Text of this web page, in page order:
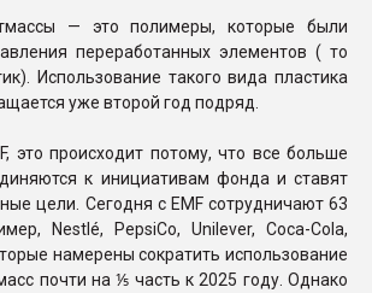
— это полимеры, которые были
переработанных элементов ( то
Использование такого вида пластика
уже второй год подряд.
это происходит потому, что все больше
к инициативам фонда и ставят
цели. Сегодня с EMF сотрудничают 63
Nestlé, PepsiCo, Unilever, Coca-Cola,
намерены сократить использование
почти на ⅕ часть к 2025 году. Однако